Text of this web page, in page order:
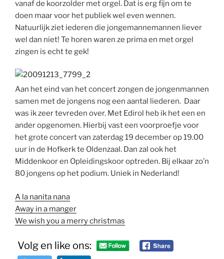
vanaf de koorzolder met orgel. Dat is erg fijn om te
doen maar voor het publiek wel even wennen.
Natuurlijk ziet iederen die jongemannemannen liever
wel dan niet! Te horen waren ze prima en met orgel
zingen is echt te gek!
Aan het eind van het concert zongen de jongenmannen
samen met de jongens nog een aantal liederen. Daar
was ik zeer tevreden over. Met Edirol heb ik het een en
ander opgenomen. Hierbij vast een voorproefje voor
het grote concert van zaterdag 19 december op 19.00
uur in de Hofkerk te Oldenzaal. Dan zal ook het
Middenkoor en Opleidingskoor optreden. Bij elkaar zo’n
80 jongens op het podium. Uniek in Nederland!
A la nanita nana
Away in a manger
We wish you a merry christmas
Volg en like ons: